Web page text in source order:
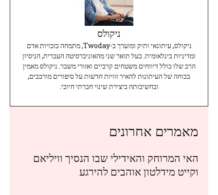
ניקולס
ניקולס, עיתונאי ותיק ומוערך ב-Twoday, מתמחה בזכויות אדם
ומדיניות בינלאומית. בעל תואר שני מהאוניברסיטה העברית, הניסיון
הרב שלו כולל דיווחים משטחים קרביים ואזורי משבר. ניקולס מאמין
בכוחה של העיתונות להאיר זוויות חדשות על סיפורים מורכבים,
ובחשיבותה ביצירת שינוי חברתי חיובי.
מאמרים אחרונים
האי המרוחק והאידילי שבו הנסיך וויליאם
וקייט מידלטון אוהבים להירגע